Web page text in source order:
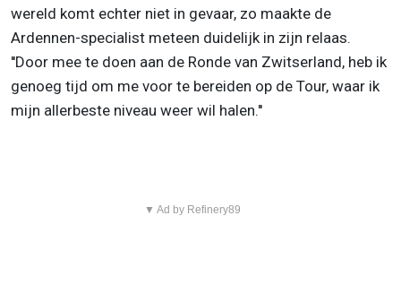
wereld komt echter niet in gevaar, zo maakte de
Ardennen-specialist meteen duidelijk in zijn relaas.
''Door mee te doen aan de Ronde van Zwitserland, heb ik
genoeg tijd om me voor te bereiden op de Tour, waar ik
mijn allerbeste niveau weer wil halen.''
▼ Ad by Refinery89